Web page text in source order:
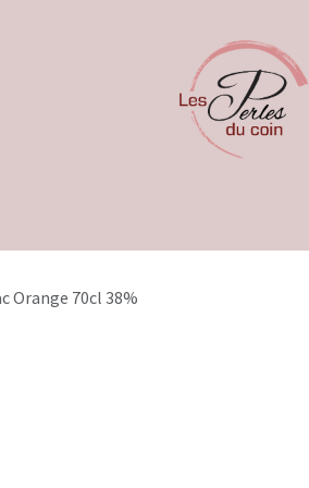
Orange 70cl 38%